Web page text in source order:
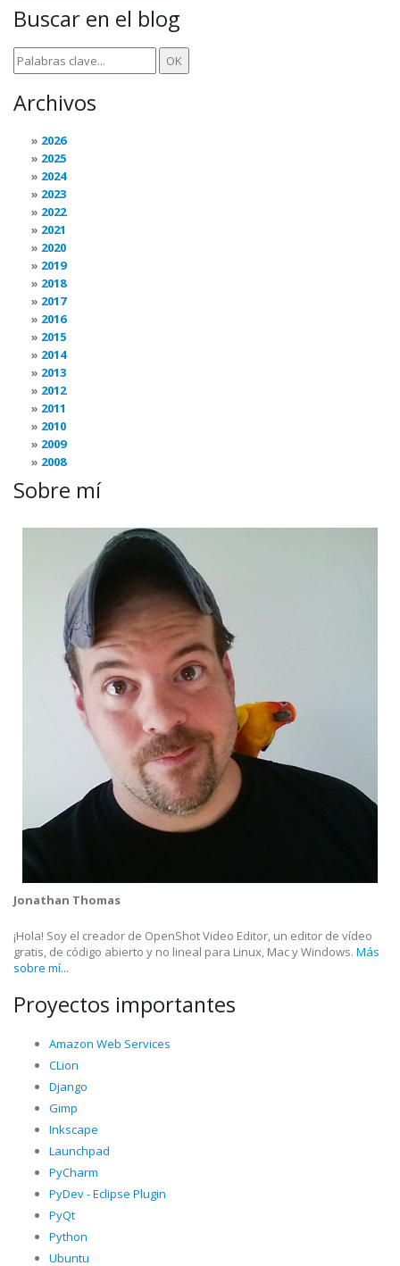
Buscar en el blog
Archivos
2026
2025
2024
2023
2022
2021
2020
2019
2018
2017
2016
2015
2014
2013
2012
2011
2010
2009
2008
Sobre mí
Jonathan Thomas
¡Hola! Soy el creador de OpenShot Video Editor, un editor de vídeo
gratis, de código abierto y no lineal para Linux, Mac y Windows. Más
sobre mí...
Proyectos importantes
Amazon Web Services
CLion
Django
Gimp
Inkscape
Launchpad
PyCharm
PyDev - Eclipse Plugin
PyQt
Python
Ubuntu